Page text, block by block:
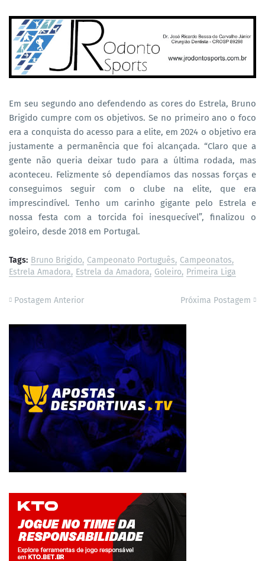
Em seu segundo ano defendendo as cores do Estrela, Bruno
Brigido cumpre com os objetivos. Se no primeiro ano o foco
era a conquista do acesso para a elite, em 2024 o objetivo era
justamente a permanência que foi alcançada. “Claro que a
gente não queria deixar tudo para a última rodada, mas
aconteceu. Felizmente só dependíamos das nossas forças e
conseguimos seguir com o clube na elite, que era
imprescindível. Tenho um carinho gigante pelo Estrela e
nossa festa com a torcida foi inesquecível”, finalizou o
goleiro, desde 2018 em Portugal.
Tags: Bruno Brigido Campeonato Português Campeonatos
Estrela Amadora Estrela da Amadora Goleiro Primeira Liga
Postagem Anterior Próxima Postagem